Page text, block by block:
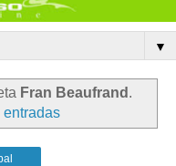
▼
Fran Beaufrand .
entradas